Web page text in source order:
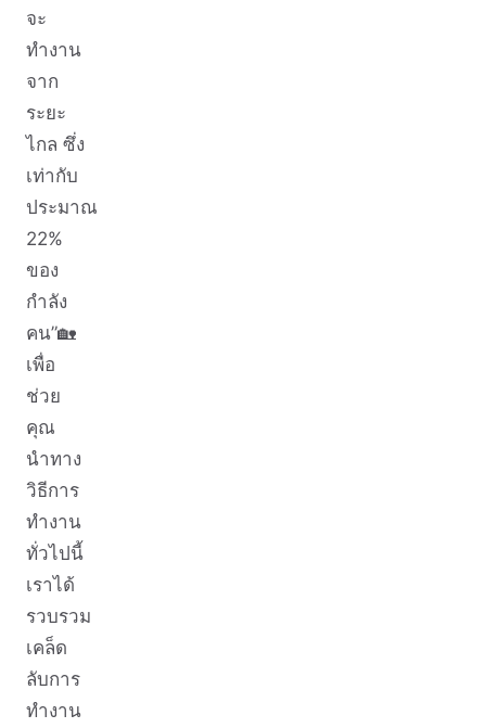
จะ
ทำงาน
จาก
ระยะ
ไกล ซึ่ง
เท่ากับ
ประมาณ
22%
ของ
กำลัง
คน”🏡
เพื่อ
ช่วย
คุณ
นำทาง
วิธีการ
ทำงาน
ทั่วไปนี้
เราได้
รวบรวม
เคล็ด
ลับการ
ทำงาน